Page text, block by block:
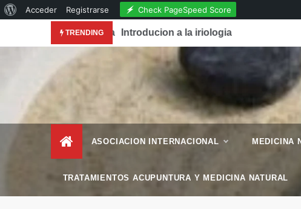
Acerca
WordPress
Acceder Registrarse Check PageSpeed Score
TRENDING
. Reconocimiento de la Acupuntura en la Revista National
Introducion a la iriologia
– Esencial Natura
–
Revista de Vida Natural
ASOCIACION INTERNACIONAL MEDICINA
TRATAMIENTOS ACUPUNTURA Y MEDICINA NATURAL